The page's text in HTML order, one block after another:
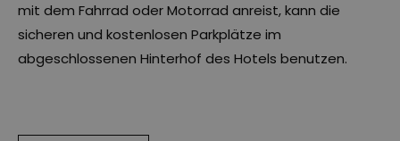
mit dem Fahrrad oder Motorrad anreist, kann die
sicheren und kostenlosen Parkplätze im
abgeschlossenen Hinterhof des Hotels benutzen.